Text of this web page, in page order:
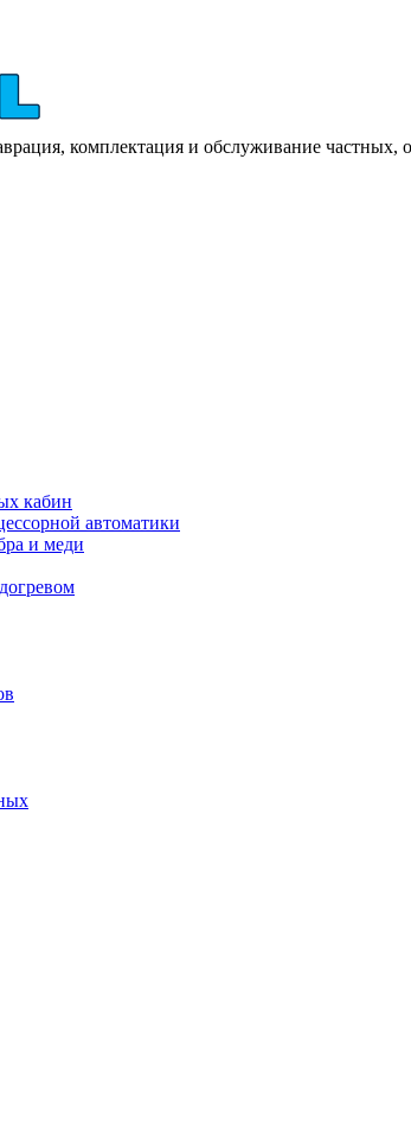
комплектация и обслуживание
кабин
автоматики
и меди